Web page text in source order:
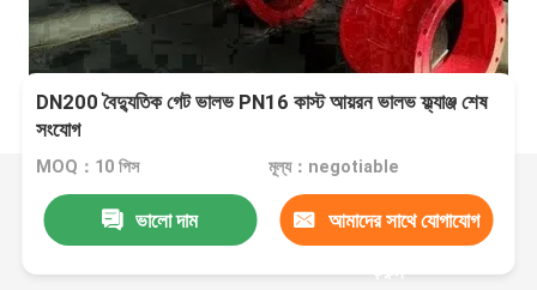
DN200 বৈদ্যুতিক গেট ভালভ PN16 কাস্ট আয়রন ভালভ ফ্ল্যাঞ্জ শেষ
সংযোগ
MOQ：10 পিস মূল্য：negotiable
ভালো দাম আমাদের সাথে যোগাযোগ
করুন